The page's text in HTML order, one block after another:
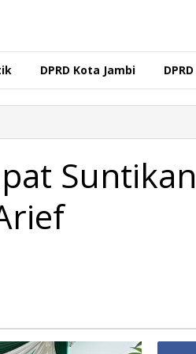
DPRD Kota Jambi
Suntikan